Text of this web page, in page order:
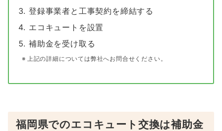
登録事業者と工事契約を締結する
エコキュートを設置
補助金を受け取る
上記の詳細については弊社へお問合せください。
福岡県でのエコキュート交換は補助金